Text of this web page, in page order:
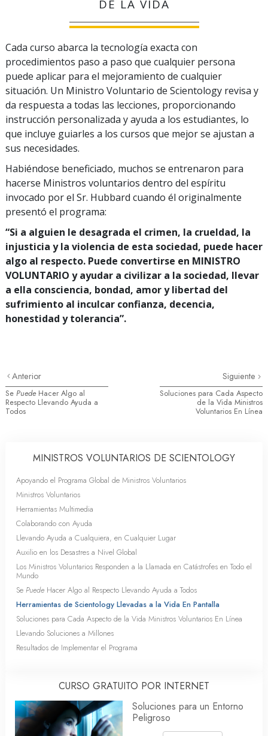
DE LA VIDA
Cada curso abarca la tecnología exacta con
procedimientos paso a paso que cualquier persona
puede aplicar para el mejoramiento de cualquier
situación. Un Ministro Voluntario de Scientology revisa y
da respuesta a todas las lecciones, proporcionando
instrucción personalizada y ayuda a los estudiantes, lo
que incluye guiarles a los cursos que mejor se ajustan a
sus necesidades.
Habiéndose beneficiado, muchos se entrenaron para
hacerse Ministros voluntarios dentro del espíritu
invocado por el Sr. Hubbard cuando él originalmente
presentó el programa:
“Si a alguien le desagrada el crimen, la crueldad, la
injusticia y la violencia de esta sociedad, puede hacer
algo al respecto. Puede convertirse en MINISTRO
VOLUNTARIO y ayudar a civilizar a la sociedad, llevar
a ella consciencia, bondad, amor y libertad del
sufrimiento al inculcar confianza, decencia,
honestidad y tolerancia”.
Anterior
Se PuedeHacer Algo al
Respecto Llevando Ayuda a
Todos
Siguiente
Soluciones para Cada Aspecto
de la Vida Ministros
Voluntarios En Línea
MINISTROS VOLUNTARIOS DE SCIENTOLOGY
Apoyando el Programa Global de Ministros Voluntarios
Ministros Voluntarios
Herramientas Multimedia
Colaborando con Ayuda
Llevando Ayuda a Cualquiera, en Cualquier Lugar
Auxilio en los Desastres a Nivel Global
Los Ministros Voluntarios Responden a la Llamada en Catástrofes en Todo el
Mundo
Se Puede Hacer Algo al Respecto Llevando Ayuda a Todos
Herramientas de Scientology Llevadas a la Vida En Pantalla
Soluciones para Cada Aspecto de la Vida Ministros Voluntarios En Línea
Llevando Soluciones a Millones
Resultados de Implementar el Programa
CURSO GRATUITO POR INTERNET
Soluciones para un Entorno
Peligroso